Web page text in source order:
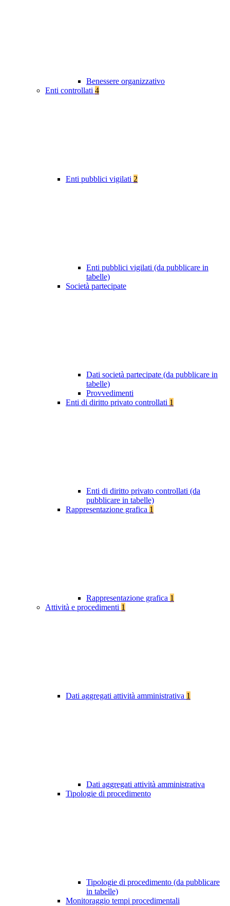
Benessere organizzativo
Enti controllati 4
Enti pubblici vigilati 2
Enti pubblici vigilati (da pubblicare in
tabelle)
Società partecipate
Dati società partecipate (da pubblicare in
tabelle)
Provvedimenti
Enti di diritto privato controllati 1
Enti di diritto privato controllati (da
pubblicare in tabelle)
Rappresentazione grafica 1
Rappresentazione grafica 1
Attività e procedimenti 1
Dati aggregati attività amministrativa 1
Dati aggregati attività amministrativa
Tipologie di procedimento
Tipologie di procedimento (da pubblicare
in tabelle)
Monitoraggio tempi procedimentali